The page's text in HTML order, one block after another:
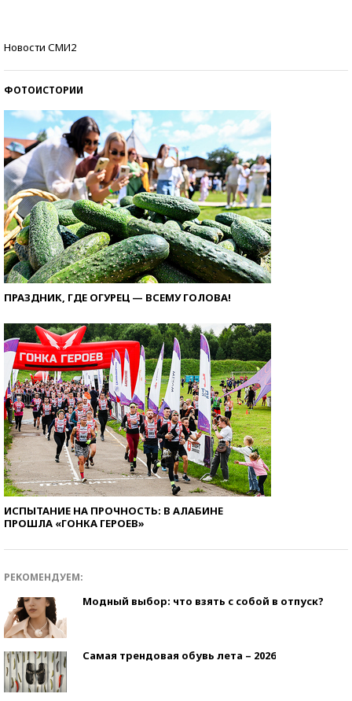
Новости СМИ2
ФОТОИСТОРИИ
ПРАЗДНИК, ГДЕ ОГУРЕЦ — ВСЕМУ ГОЛОВА!
ИСПЫТАНИЕ НА ПРОЧНОСТЬ: В АЛАБИНЕ
ПРОШЛА «ГОНКА ГЕРОЕВ»
РЕКОМЕНДУЕМ:
Модный выбор: что взять с собой в отпуск?
Самая трендовая обувь лета – 2026